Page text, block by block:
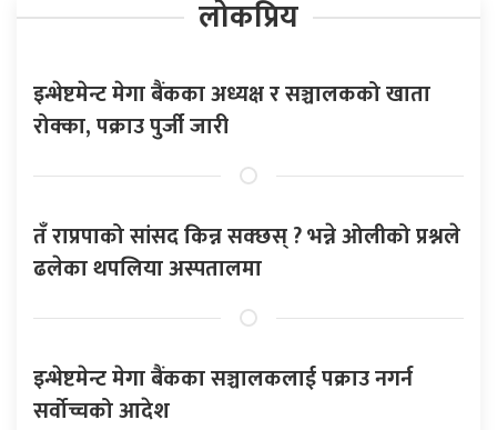
लोकप्रिय
इन्भेष्टमेन्ट मेगा बैंकका अध्यक्ष र सञ्चालकको खाता
रोक्का, पक्राउ पुर्जी जारी
तँ राप्रपाको सांसद किन्न सक्छस् ? भन्ने ओलीको प्रश्नले
ढलेका थपलिया अस्पतालमा
इन्भेष्टमेन्ट मेगा बैंकका सञ्चालकलाई पक्राउ नगर्न
सर्वोच्चको आदेश